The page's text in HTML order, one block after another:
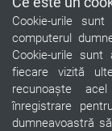
Cookie-urile
computerul
Cookie-urile
fiecare vizită
recunoaște
înregistrare
dumneavoastră